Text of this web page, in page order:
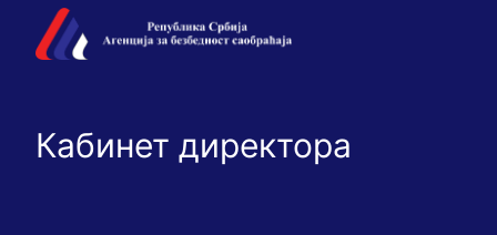
Кабинет директора